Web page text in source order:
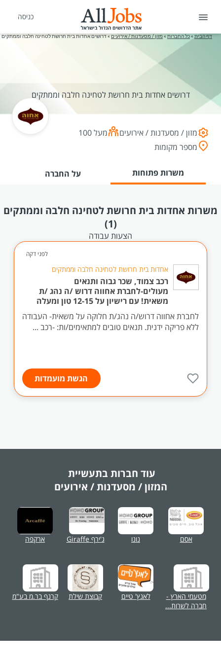
כניסה
דף הבית »כל החברות » מזון / מסעדנות / אירועים»דרושים אחדות בית חרושת לטחינה חלבה וממתקים
דרושים אחדות בית חרושת לטחינה חלבה וממתקים
מזון / מסעדנות / אירועים
מעל 100
מספר מקומות
משרות פתוחות על החברה
משרות אחדות בית חרושת לטחינה חלבה וממתקים
(1)
הצעות עבודה
לפני דקה
אחדות בית חרושת לטחינה חלבה וממתקים
רכב צמוד, שכר גבוה ותנאים
מעולים-לחברת אחווה דרוש /ה נהג /ת
משאית! עם רישיון על 12-15 טון ומעלה
לחברת אחווה דרוש/ה נהג/ת חלוקה על משאית- העבודה
ללא פריקה ידנית. תנאים טובים למתאימים/ות: -רכב ...
הגשת מועמדות
עוד חברות בתעשיית
המזון / מסעדנות / אירועים
אסם נונו ג'ירף Giraffe ארקפה
מטעמי הארץ -
חברה לשרות...
לאנץ' טיים קבוצת שילת קרנף בר.מ בע"מ